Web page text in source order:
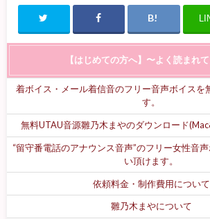
【はじめての方へ】〜よく読まれ
着ボイス・メール着信音のフリー音声ボイスを
す。
無料UTAU音源雛乃木まやのダウンロード
“留守番電話のアナウンス音声”のフリー女性音
い頂けます。
依頼料金・制作費用について
雛乃木まやについて